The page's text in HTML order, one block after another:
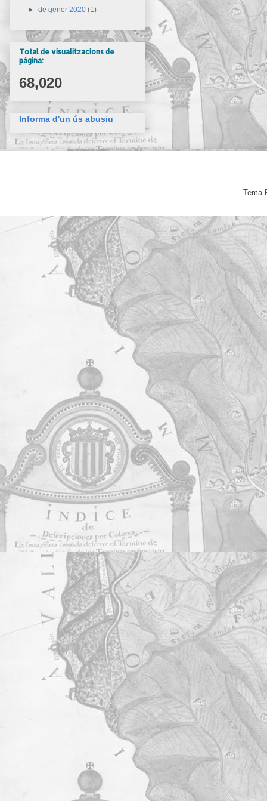
►de gener 2020(1)
Total de visualitzacions de
pàgina:
68,020
Informa d'un ús abusiu
Tema